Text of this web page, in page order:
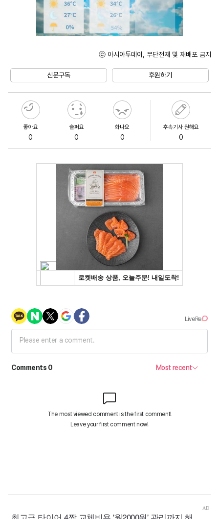
ⓒ 아시아투데이, 무단전재 및 재배포 금지
신문구독 후원하기
좋아요
0
슬퍼요
0
화나요
0
후속기사 원해요
0